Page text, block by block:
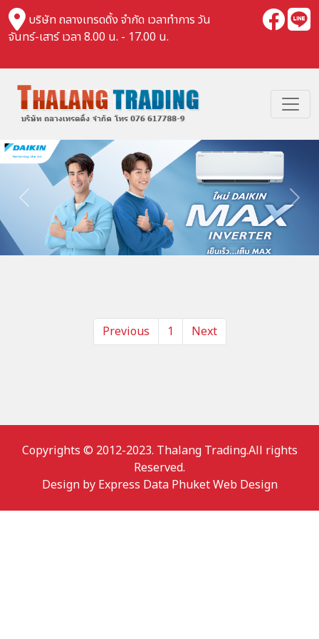
บริษัท ถลางเทรดดิ้ง จำกัด เวลาทำการ วัน
จันทร์-เสาร์ เวลา 8.00 น. - 17.00 น.
Previous Next
Previous 1 Next
Copyrights © 2012-2023. Thalang Trading.All rights
Reserved.
Design by Express Data Phuket Web Design